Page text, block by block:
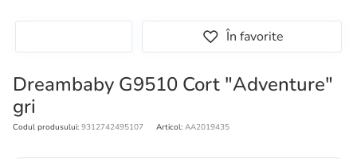
În favorite
Dreambaby G9510 Cort "Adventure"
gri
Codul produsului: 9312742495107 Articol: AA2019435